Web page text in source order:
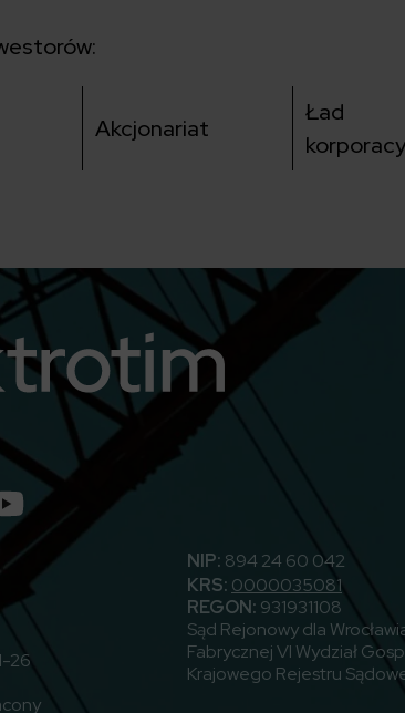
Akcjonariat
Ład
do Linkedin
Przejdź do Youtube
26
NIP: 894 24 60 042
KRS: 0000035081
REGON: 931931108
Sąd Rejonowy dla
Fabrycznej VI Wydział
Krajowego Rejestru